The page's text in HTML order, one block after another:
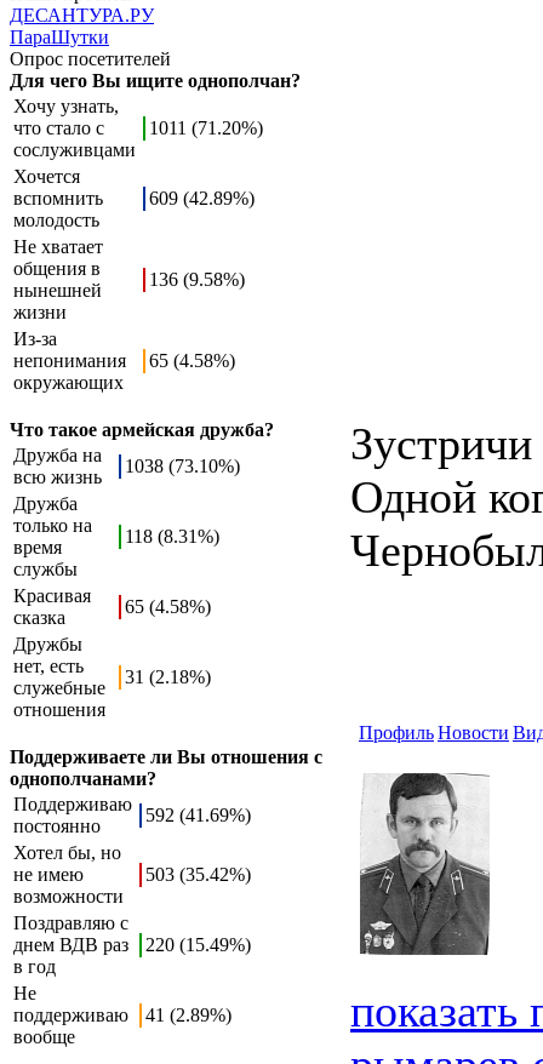
ДЕСАНТУРА.РУ
ПараШутки
Опрос посетителей
Для чего Вы ищите однополчан?
Хочу узнать,
что стало с
сослуживцами
1011 (71.20%)
Хочется
вспомнить
молодость
609 (42.89%)
Не хватает
общения в
нынешней
жизни
136 (9.58%)
Из-за
непонимания
окружающих
65 (4.58%)
Что такое армейская дружба?
Дружба на
всю жизнь
1038 (73.10%)
Дружба
только на
время
службы
118 (8.31%)
Красивая
сказка
65 (4.58%)
Дружбы
нет, есть
служебные
отношения
31 (2.18%)
Поддерживаете ли Вы отношения с
однополчанами?
Поддерживаю
постоянно
592 (41.69%)
Хотел бы, но
не имею
возможности
503 (35.42%)
Поздравляю с
днем ВДВ раз
в год
220 (15.49%)
Не
поддерживаю
вообще
41 (2.89%)
Одной
ПрофильНовости